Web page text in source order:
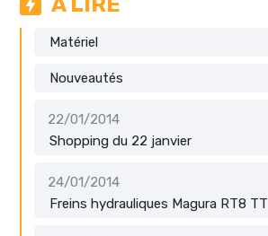
Matériel
Nouveautés
22/01/2014
Shopping du 22 janvier
24/01/2014
Freins hydrauliques Magura RT8 TT